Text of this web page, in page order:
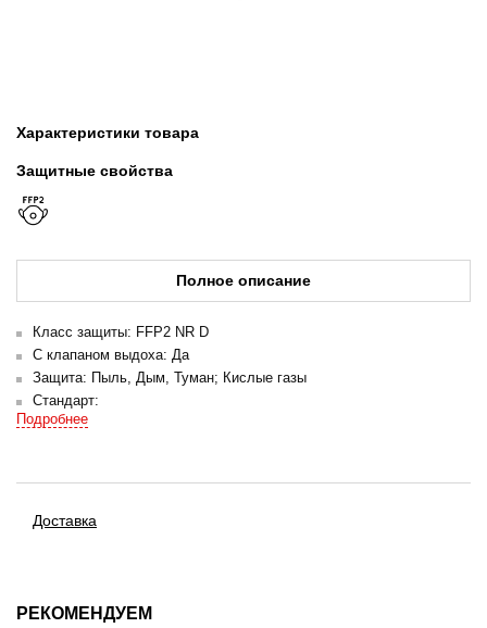
Характеристики товара
Защитные свойства
Полное описание
Класс защиты: FFP2 NR D
С клапаном выдоха: Да
Защита: Пыль, Дым, Туман; Кислые газы
Стандарт:
ТР ТС 019/2011
Гарантийный срок хранения: 4 года
Описание:
Подробнее
Доставка
РЕКОМЕНДУЕМ